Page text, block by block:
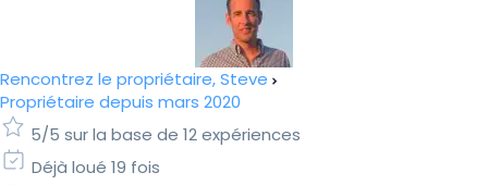
Rencontrez le propriétaire, Steve
Propriétaire depuis mars 2020
5/5 sur la base de 12 expériences
Déjà loué 19 fois